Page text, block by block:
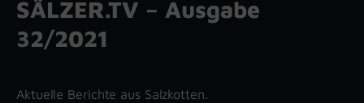
SÄLZER.TV – Ausgabe
32/2021
Aktuelle Berichte aus Salzkotten.